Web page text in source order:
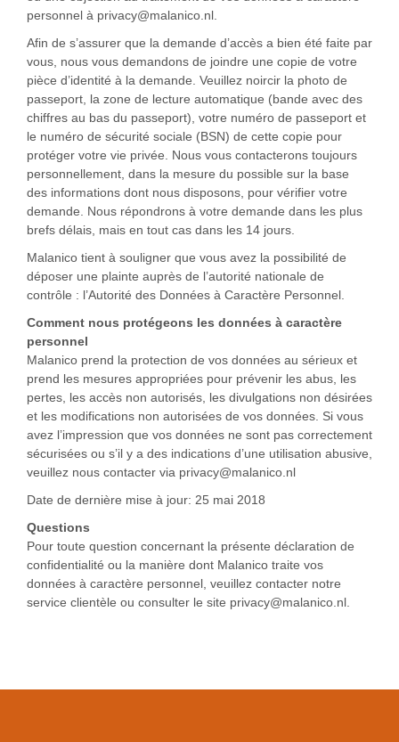
personnel à privacy@malanico.nl.
Afin de s’assurer que la demande d’accès a bien été faite par
vous, nous vous demandons de joindre une copie de votre
pièce d’identité à la demande. Veuillez noircir la photo de
passeport, la zone de lecture automatique (bande avec des
chiffres au bas du passeport), votre numéro de passeport et
le numéro de sécurité sociale (BSN) de cette copie pour
protéger votre vie privée. Nous vous contacterons toujours
personnellement, dans la mesure du possible sur la base
des informations dont nous disposons, pour vérifier votre
demande. Nous répondrons à votre demande dans les plus
brefs délais, mais en tout cas dans les 14 jours.
Malanico tient à souligner que vous avez la possibilité de
déposer une plainte auprès de l’autorité nationale de
contrôle : l’Autorité des Données à Caractère Personnel.
Comment nous protégeons les données à caractère
personnel
Malanico prend la protection de vos données au sérieux et
prend les mesures appropriées pour prévenir les abus, les
pertes, les accès non autorisés, les divulgations non désirées
et les modifications non autorisées de vos données. Si vous
avez l’impression que vos données ne sont pas correctement
sécurisées ou s’il y a des indications d’une utilisation abusive,
veuillez nous contacter via privacy@malanico.nl
Date de dernière mise à jour: 25 mai 2018
Questions
Pour toute question concernant la présente déclaration de
confidentialité ou la manière dont Malanico traite vos
données à caractère personnel, veuillez contacter notre
service clientèle ou consulter le site privacy@malanico.nl.